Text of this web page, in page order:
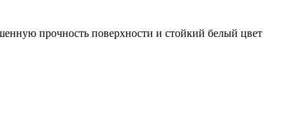
прочность поверхности и стойкий белый цвет